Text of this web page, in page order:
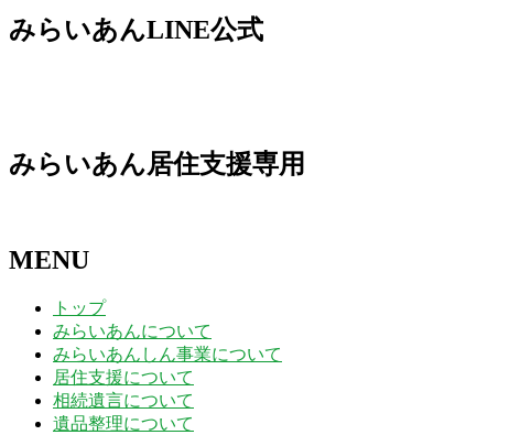
日 日 日 日 日 日 日
月
24 25 26
月
27
月
28 29 30
月
9
月
9
月 月
9
月
9
月
9
月
みらいあんLINE公式
みらいあん居住支援専用
MENU
トップ
みらいあんについて
みらいあんしん事業について
居住支援について
相続遺言について
遺品整理について